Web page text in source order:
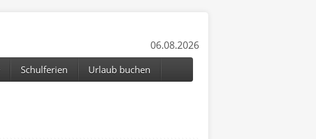
06.08.2026
Schulferien Urlaub buchen